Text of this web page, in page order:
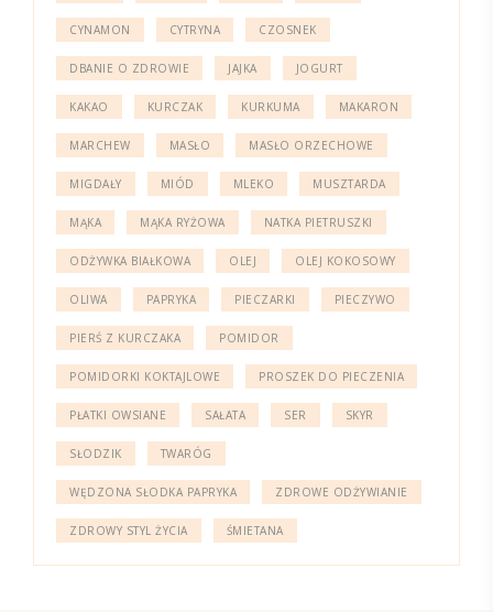
CYNAMON CYTRYNA CZOSNEK
DBANIE O ZDROWIE JAJKA JOGURT
KAKAO KURCZAK KURKUMA MAKARON
MARCHEW MASŁO MASŁO ORZECHOWE
MIGDAŁY MIÓD MLEKO MUSZTARDA
MĄKA MĄKA RYŻOWA NATKA PIETRUSZKI
ODŻYWKA BIAŁKOWA OLEJ OLEJ KOKOSOWY
OLIWA PAPRYKA PIECZARKI PIECZYWO
PIERŚ Z KURCZAKA POMIDOR
POMIDORKI KOKTAJLOWE PROSZEK DO PIECZENIA
PŁATKI OWSIANE SAŁATA SER SKYR
SŁODZIK TWARÓG
WĘDZONA SŁODKA PAPRYKA ZDROWE ODŻYWIANIE
ZDROWY STYL ŻYCIA ŚMIETANA